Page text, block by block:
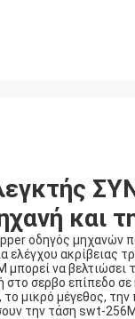
και
οδηγός μηχανών
ελέγχου ακρίβειας
μπορεί να
στο σερβο επίπεδο σε
μικρό μέγεθος,
την τάση swt-